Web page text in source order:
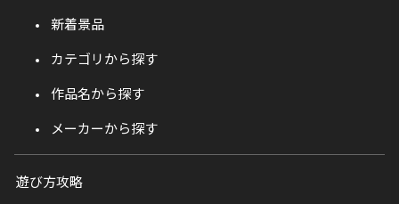
新着景品
カテゴリから探す
作品名から探す
メーカーから探す
遊び方攻略